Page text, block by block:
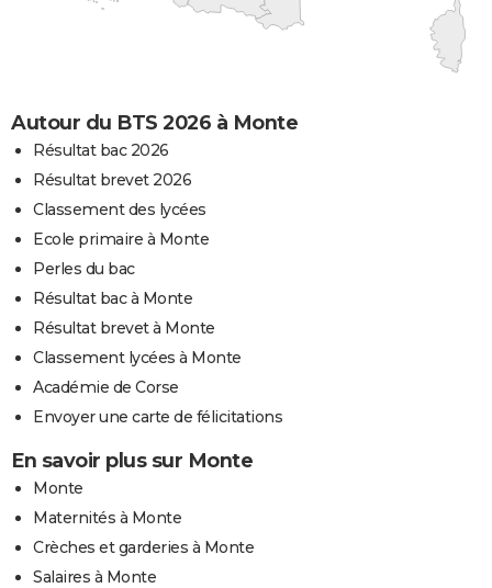
Autour du BTS 2026 à Monte
Résultat bac 2026
Résultat brevet 2026
Classement des lycées
Ecole primaire à Monte
Perles du bac
Résultat bac à Monte
Résultat brevet à Monte
Classement lycées à Monte
Académie de Corse
Envoyer une carte de félicitations
En savoir plus sur Monte
Monte
Maternités à Monte
Crèches et garderies à Monte
Salaires à Monte